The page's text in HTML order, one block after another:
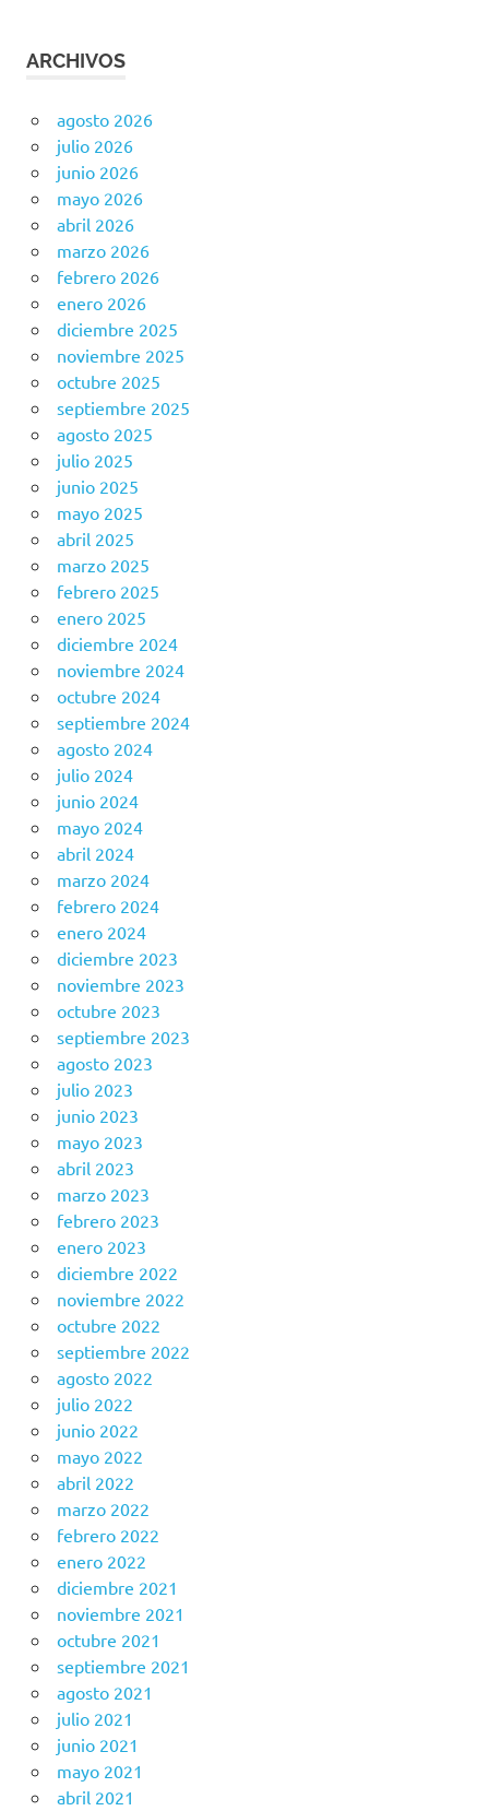
ARCHIVOS
agosto 2026
julio 2026
junio 2026
mayo 2026
abril 2026
marzo 2026
febrero 2026
enero 2026
diciembre 2025
noviembre 2025
octubre 2025
septiembre 2025
agosto 2025
julio 2025
junio 2025
mayo 2025
abril 2025
marzo 2025
febrero 2025
enero 2025
diciembre 2024
noviembre 2024
octubre 2024
septiembre 2024
agosto 2024
julio 2024
junio 2024
mayo 2024
abril 2024
marzo 2024
febrero 2024
enero 2024
diciembre 2023
noviembre 2023
octubre 2023
septiembre 2023
agosto 2023
julio 2023
junio 2023
mayo 2023
abril 2023
marzo 2023
febrero 2023
enero 2023
diciembre 2022
noviembre 2022
octubre 2022
septiembre 2022
agosto 2022
julio 2022
junio 2022
mayo 2022
abril 2022
marzo 2022
febrero 2022
enero 2022
diciembre 2021
noviembre 2021
octubre 2021
septiembre 2021
agosto 2021
julio 2021
junio 2021
mayo 2021
abril 2021